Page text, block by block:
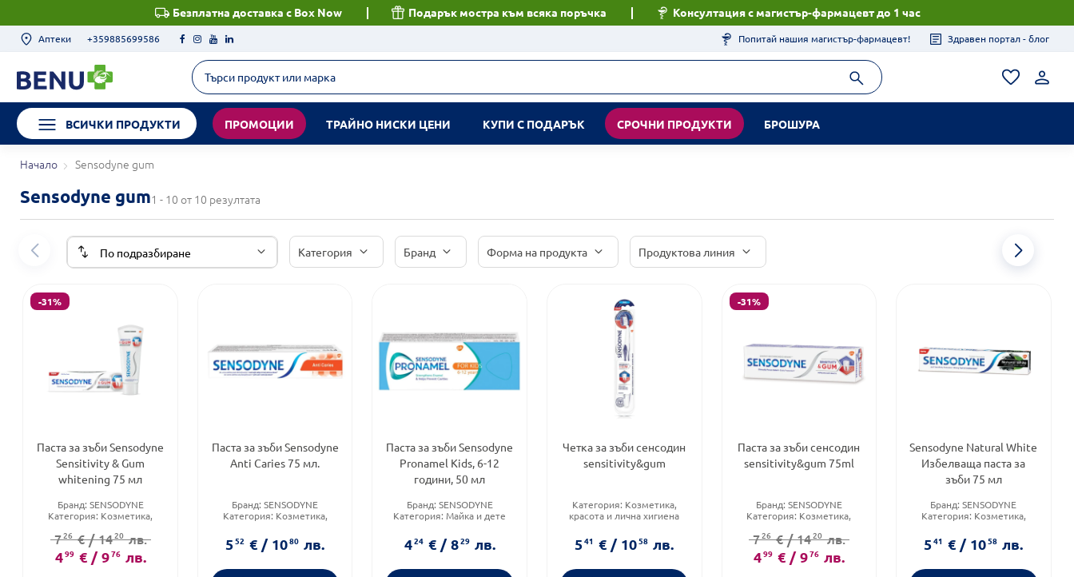
Безплатна доставка с Box Now Подарък мостра към всяка поръчка Консултация с магистър-фармацевт до 1 час
Аптеки +359885699586 Попитай нашия магистър-фармацевт! Здравен портал - блог
ВСИЧКИ ПРОДУКТИ ПРОМОЦИИ ТРАЙНО НИСКИ ЦЕНИ КУПИ С ПОДАРЪК СРОЧНИ ПРОДУКТИ БРОШУРА
Начало Sensodyne gum
Sensodyne gum1 - 10 от 10 резултата
Категория Бранд Форма на продукта Продуктова линия
-31%
Паста за зъби Sensodyne
Sensitivity & Gum
whitening 75 мл
Бранд: SENSODYNE
Категория: Козметика,
Форма на продукта:паста
726€ / 1420лв.
499 € / 976 лв.
Паста за зъби Sensodyne
Anti Caries 75 мл.
Бранд:SENSODYNE
Категория: Козметика,
Форма на продукта:
552 € / 1080 лв.
Паста за зъби Sensodyne
Pronamel Kids, 6-12
години, 50 мл
Бранд: SENSODYNE
Категория: Майка и дете
424 € / 829 лв.
Четка за зъби сенсодин
sensitivity&gum
Категория: Козметика,
красота и лична хигиена
Sensitivity and Gum
Форма на продукта: четка за
541 € / 1058 лв.
-31%
Паста за зъби сенсодин
sensitivity&gum 75ml
Бранд: SENSODYNE
Категория: Козметика,
Форма на продукта:паста
726€ / 1420лв.
499 € / 976 лв.
Sensodyne Natural White
Избелваща паста за
зъби 75 мл
Бранд:SENSODYNE
Категория: Козметика,
Форма на продукта:
541 € / 1058 лв.